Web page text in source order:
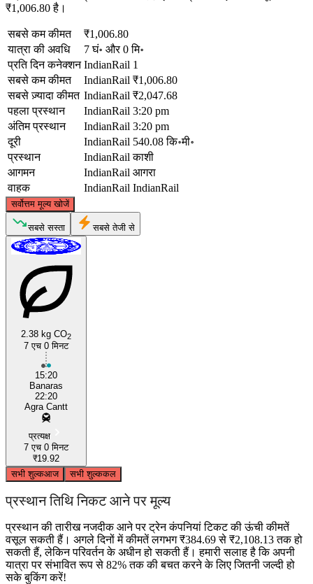
₹1,006.80 है।
सबसे कम कीमत
₹1,006.80
यात्रा की अवधि
7 घं॰ और 0 मि॰
प्रति दिन कनेक्शन IndianRail 1
सबसे कम कीमत
IndianRail ₹1,006.80
सबसे ज़्यादा कीमत IndianRail ₹2,047.68
पहला प्रस्थान
IndianRail 3:20 pm
अंतिम प्रस्थान
IndianRail 3:20 pm
दूरी
IndianRail 540.08 कि॰मी॰
प्रस्थान
IndianRail काशी
आगमन
IndianRail आगरा
वाहक
IndianRail IndianRail
सर्वोत्तम मूल्य खोजें
Agra
©CARTO
सबसे सस्ता सबसे तेजी से
2.38 kg CO2
7 एच 0 मिनट
15:20
Banaras
22:20
Agra Cantt
प्रत्यक्ष
7 एच 0 मिनट
₹19.92
सभी शुल्कआज सभी शुल्ककल
प्रस्थान तिथि निकट आने पर मूल्य
प्रस्थान की तारीख नजदीक आने पर ट्रेन कंपनियां टिकट की ऊंची कीमतें
वसूल सकती हैं। अगले दिनों में कीमतें लगभग ₹384.69 से ₹2,108.13 तक हो
सकती हैं, लेकिन परिवर्तन के अधीन हो सकती हैं। हमारी सलाह है कि अपनी
यात्रा पर संभावित रूप से 82% तक की बचत करने के लिए जितनी जल्दी हो
सके बुकिंग करें!